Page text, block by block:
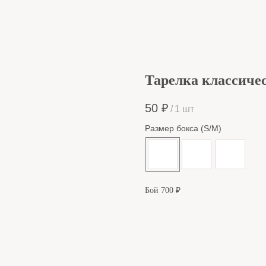
Тарелка
50 ₽ / 1 шт
Размер бокса (S/M)
Бой 700 ₽